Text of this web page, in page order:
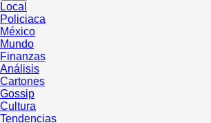
Local
Policiaca
México
Mundo
Finanzas
Análisis
Cartones
Gossip
Cultura
Tendencias